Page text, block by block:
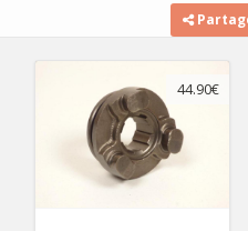
44.90€